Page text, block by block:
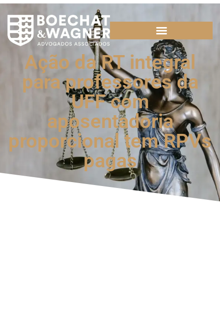
Ação da RT integral
para professores da
UFF com
aposentadoria
proporcional tem RPVs
pagas